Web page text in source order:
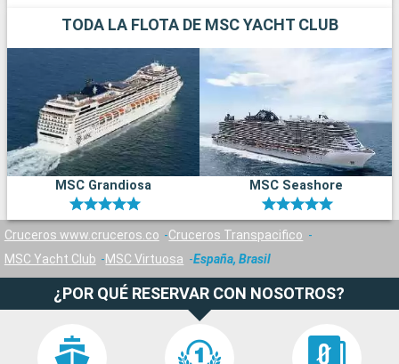
TODA LA FLOTA DE MSC YACHT CLUB
MSC Grandiosa MSC Seashore
Cruceros www.cruceros.co
Cruceros Transpacifico
MSC Yacht Club
MSC Virtuosa España, Brasil
¿POR QUÉ RESERVAR CON NOSOTROS?